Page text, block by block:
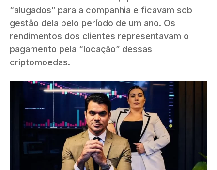
“alugados” para a companhia e ficavam sob
gestão dela pelo período de um ano. Os
rendimentos dos clientes representavam o
pagamento pela “locação” dessas
criptomoedas.